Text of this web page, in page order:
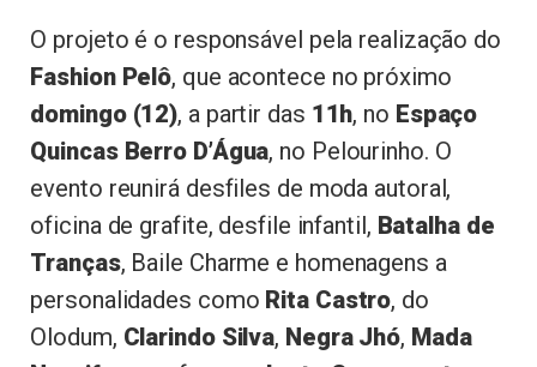
O projeto é o responsável pela realização do
Fashion Pelô, que acontece no próximo
domingo (12), a partir das 11h, no Espaço
Quincas Berro D’Água, no Pelourinho. O
evento reunirá desfiles de moda autoral,
oficina de grafite, desfile infantil, Batalha de
Tranças, Baile Charme e homenagens a
personalidades como Rita Castro, do
Olodum, Clarindo Silva, Negra Jhó, Mada